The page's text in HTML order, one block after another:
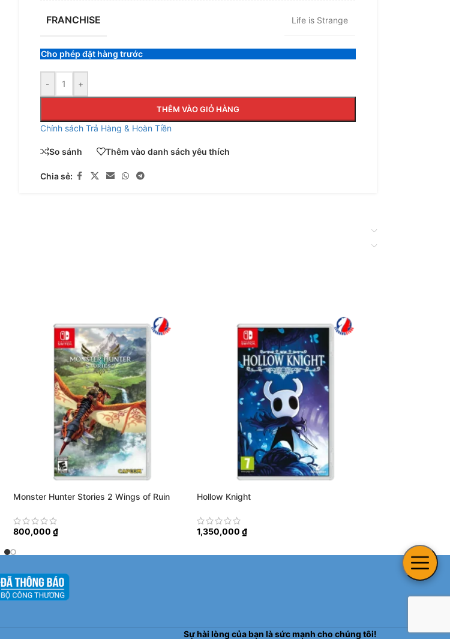
FRANCHISE Life is Strange
Cho phép đặt hàng trước
- +
THÊM VÀO GIỎ HÀNG
Chính sách Trả Hàng & Hoàn Tiền
So sánh Thêm vào danh sách yêu thích
Chia sẻ:
Monster Hunter Stories 2 Wings of Ruin
800,000 ₫
Hollow Knight
1,350,000 ₫
Sự hài lòng của bạn là sức mạnh cho chúng tôi!